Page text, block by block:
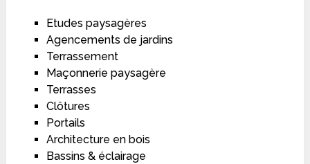
Etudes paysagères
Agencements de jardins
Terrassement
Maçonnerie paysagère
Terrasses
Clôtures
Portails
Architecture en bois
Bassins & éclairage